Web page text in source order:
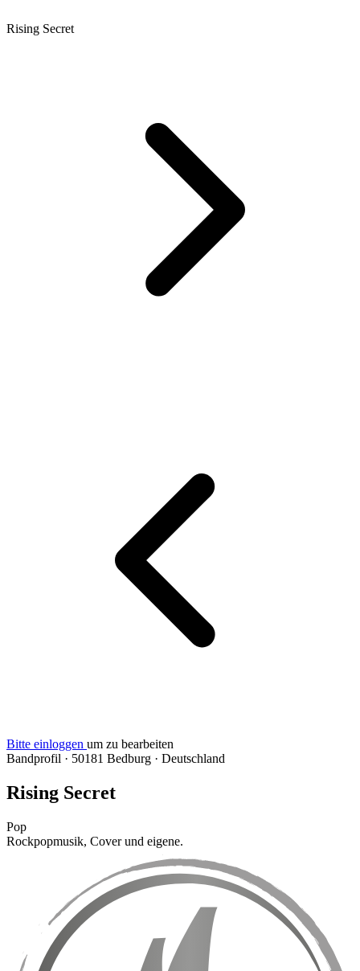
Rising Secret
Bitte einloggen um zu bearbeiten
Bandprofil · 50181 Bedburg · Deutschland
Rising Secret
Pop
Rockpopmusik, Cover und eigene.